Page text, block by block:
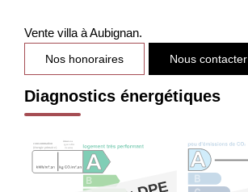
Vente villa à Aubignan.
Nos honoraires Nous contacter
Diagnostics énergétiques